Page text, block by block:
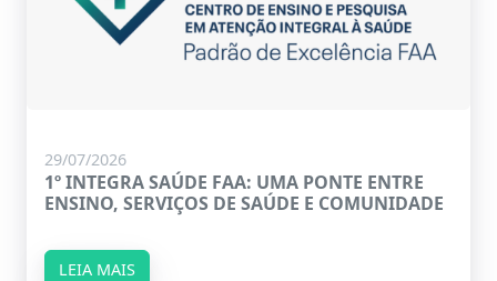
29/07/2026
1º INTEGRA SAÚDE FAA: UMA PONTE ENTRE
ENSINO, SERVIÇOS DE SAÚDE E COMUNIDADE
LEIA MAIS